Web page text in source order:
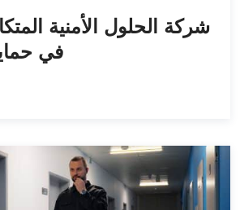
شركة الحلول الأمنية
في